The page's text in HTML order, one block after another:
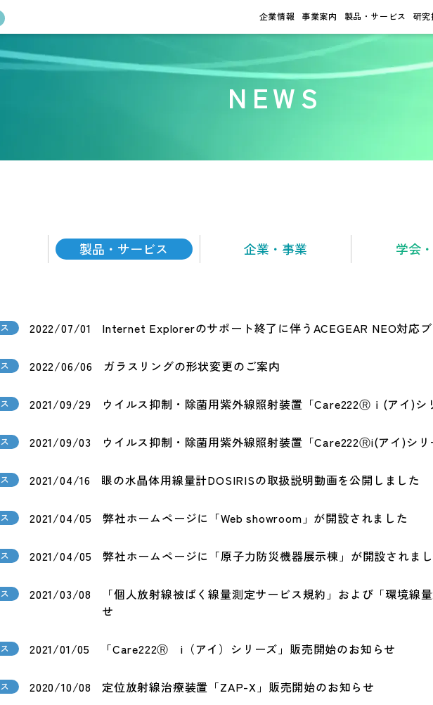
企業情報 事業案内 製品・サービス 研
NEWS
製品・ サービス 企業・ 事業 学会・
2022/07/01 Internet Explorerのサポート終了に伴うACEGEAR NEO対応
2022/06/06 ガラスリングの形状変更のご案内
2021/09/29 ウイルス抑制・除菌用紫外線照射装置「Care222Ⓡｉ(アイ)シ
2021/09/03 ウイルス抑制・除菌用紫外線照射装置「Care222Ⓡi(アイ)シ
2021/04/16 眼の水晶体用線量計DOSIRISの取扱説明動画を公開しました
2021/04/05 弊社ホームページに「Web showroom」が開設されました
2021/04/05 弊社ホームページに「原子力防災機器展示棟」が開設されま
2021/03/08
「個人放射線被ばく線量測定サービス規約」および「環境線
せ
2021/01/05 「Care222Ⓡ i（アイ）シリーズ」販売開始のお知らせ
2020/10/08 定位放射線治療装置「ZAP-X」販売開始のお知らせ